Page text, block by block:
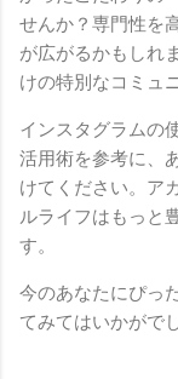
せんか？専門性を
が広がるかもしれ
けの特別なコミュ
インスタグラムの
活用術を参考に、
けてください。ア
ルライフはもっと
す。
今のあなたにぴっ
てみてはいかがで